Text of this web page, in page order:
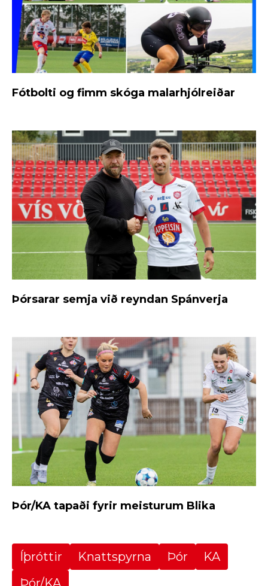
Fótbolti og fimm skóga malarhjólreiðar
Þórsarar semja við reyndan Spánverja
Þór/KA tapaði fyrir meisturum Blika
Íþróttir Knattspyrna Þór
KA
Þór/KA